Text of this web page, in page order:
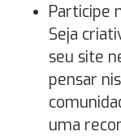
Participe
Seja
seu site
pensar
uma